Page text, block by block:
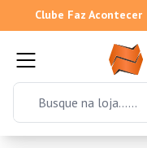
Clube Faz Acontecer